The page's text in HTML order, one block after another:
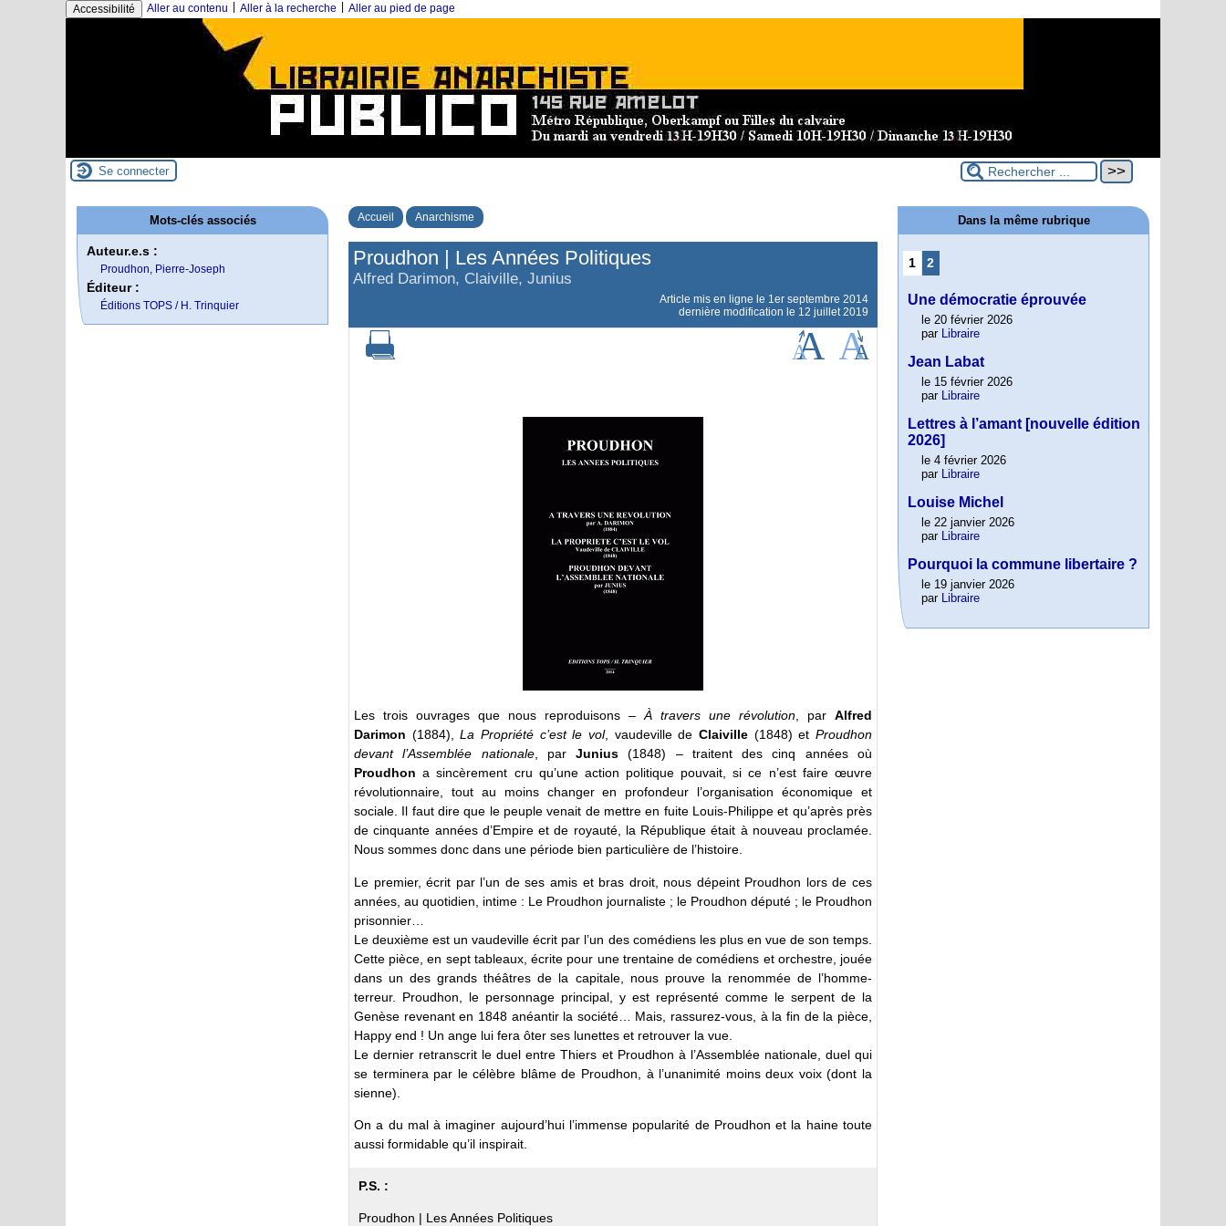
Accessibilité Aller au contenu Aller à la recherche Aller au pied de page
Se connecter
Accueil Anarchisme
Proudhon | Les Années Politiques
Alfred Darimon, Claiville, Junius
Article mis en ligne le 1er septembre 2014
dernière modification le 12 juillet 2019
Les trois ouvrages que nous reproduisons –À travers une révolution, par Alfred
Darimon (1884),La Propriété c’est le vol, vaudeville deClaiville (1848) etProudhon
devant l’Assemblée nationale, parJunius (1848) – traitent des cinq années où
Proudhon a sincèrement cru qu’une action politique pouvait, si ce n’est faire œuvre
révolutionnaire, tout au moins changer en profondeur l’organisation économique et
sociale. Il faut dire que le peuple venait de mettre en fuite Louis-Philippe et qu’après près
de cinquante années d’Empire et de royauté, la République était à nouveau proclamée.
Nous sommes donc dans une période bien particulière de l’histoire.
Le premier, écrit par l’un de ses amis et bras droit, nous dépeint Proudhon lors de ces
années, au quotidien, intime : Le Proudhon journaliste ; le Proudhon député ; le Proudhon
prisonnier…
Le deuxième est un vaudeville écrit par l’un des comédiens les plus en vue de son temps.
Cette pièce, en sept tableaux, écrite pour une trentaine de comédiens et orchestre, jouée
dans un des grands théâtres de la capitale, nous prouve la renommée de l’homme-
terreur. Proudhon, le personnage principal, y est représenté comme le serpent de la
Genèse revenant en 1848 anéantir la société… Mais, rassurez-vous, à la fin de la pièce,
Happy end ! Un ange lui fera ôter ses lunettes et retrouver la vue.
Le dernier retranscrit le duel entre Thiers et Proudhon à l’Assemblée nationale, duel qui
se terminera par le célèbre blâme de Proudhon, à l’unanimité moins deux voix (dont la
sienne).
On a du mal à imaginer aujourd’hui l’immense popularité de Proudhon et la haine toute
aussi formidable qu’il inspirait.
P.S. :
Proudhon | Les Années Politiques
Mots-clés associés
Auteur.e.s :
Proudhon, Pierre-Joseph
Éditeur :
Éditions TOPS / H. Trinquier
Dans la même rubrique
1 2
Une démocratie éprouvée
le 20 février 2026
par Libraire
Jean Labat
le 15 février 2026
par Libraire
Lettres à l’amant [nouvelle édition
2026]
le 4 février 2026
par Libraire
Louise Michel
le 22 janvier 2026
par Libraire
Pourquoi la commune libertaire ?
le 19 janvier 2026
par Libraire